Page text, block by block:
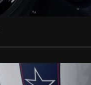
Jön még kép!